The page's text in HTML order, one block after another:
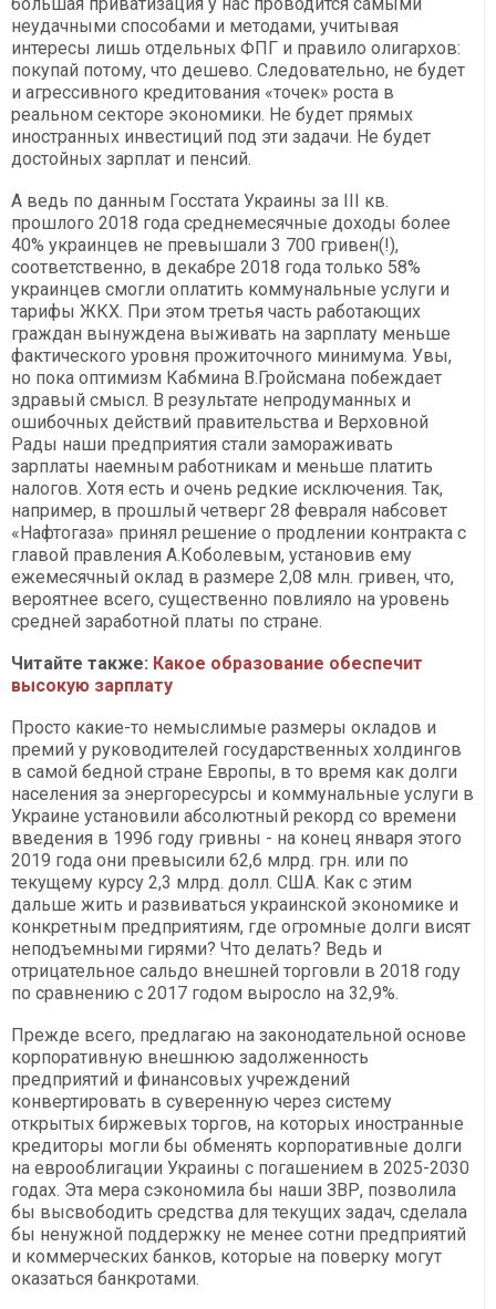
неудачными способами и методами, учитывая
интересы лишь отдельных ФПГ и правило олигархов:
покупай потому, что дешево. Следовательно, не будет
и агрессивного кредитования «точек» роста в
реальном секторе экономики. Не будет прямых
иностранных инвестиций под эти задачи. Не будет
достойных зарплат и пенсий.
А ведь по данным Госстата Украины за III кв.
прошлого 2018 года среднемесячные доходы более
40% украинцев не превышали 3 700 гривен(!),
соответственно, в декабре 2018 года только 58%
украинцев смогли оплатить коммунальные услуги и
тарифы ЖКХ. При этом третья часть работающих
граждан вынуждена выживать на зарплату меньше
фактического уровня прожиточного минимума. Увы,
но пока оптимизм Кабмина В.Гройсмана побеждает
здравый смысл. В результате непродуманных и
ошибочных действий правительства и Верховной
Рады наши предприятия стали замораживать
зарплаты наемным работникам и меньше платить
налогов. Хотя есть и очень редкие исключения. Так,
например, в прошлый четверг 28 февраля набсовет
«Нафтогаза» принял решение о продлении контракта с
главой правления А.Коболевым, установив ему
ежемесячный оклад в размере 2,08 млн. гривен, что,
вероятнее всего, существенно повлияло на уровень
средней заработной платы по стране.
Читайте также: Какое образование обеспечит
высокую зарплату​​​​​​​
Просто какие-то немыслимые размеры окладов и
премий у руководителей государственных холдингов
в самой бедной стране Европы, в то время как долги
населения за энергоресурсы и коммунальные услуги в
Украине установили абсолютный рекорд со времени
введения в 1996 году гривны - на конец января этого
2019 года они превысили 62,6 млрд. грн. или по
текущему курсу 2,3 млрд. долл. США. Как с этим
дальше жить и развиваться украинской экономике и
конкретным предприятиям, где огромные долги висят
неподъемными гирями? Что делать? Ведь и
отрицательное сальдо внешней торговли в 2018 году
по сравнению с 2017 годом выросло на 32,9%.
Прежде всего, предлагаю на законодательной основе
корпоративную внешнюю задолженность
предприятий и финансовых учреждений
конвертировать в суверенную через систему
открытых биржевых торгов, на которых иностранные
кредиторы могли бы обменять корпоративные долги
на еврооблигации Украины с погашением в 2025-2030
годах. Эта мера сэкономила бы наши ЗВР, позволила
бы высвободить средства для текущих задач, сделала
бы ненужной поддержку не менее сотни предприятий
и коммерческих банков, которые на поверку могут
оказаться банкротами.